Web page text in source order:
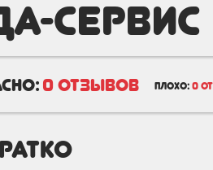
Сервис
0 отзывов плохо: 0